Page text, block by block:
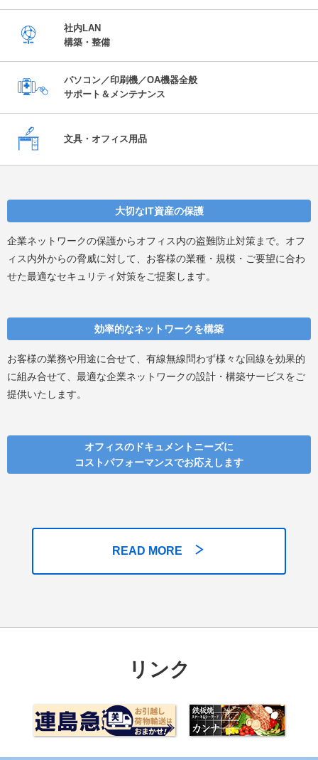
社内LAN
構築・整備
パソコン／印刷機／OA機器全般
サポート＆メンテナンス
文具・オフィス用品
大切なIT資産の保護
企業ネットワークの保護からオフィス内の盗難防止対策まで。オフ
ィス内外からの脅威に対して、お客様の業種・規模・ご要望に合わ
せた最適なセキュリティ対策をご提案します。
効率的なネットワークを構築
お客様の業務や用途に合せて、有線無線問わず様々な回線を効果的
に組み合せて、最適な企業ネットワークの設計・構築サービスをご
提供いたします。
オフィスのドキュメントニーズに
コストパフォーマンスでお応えします
READ MORE
リンク